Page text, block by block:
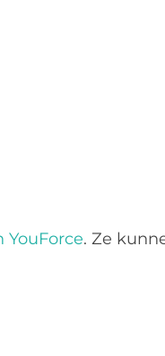
YouForce. Ze